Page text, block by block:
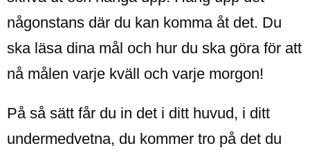
någonstans där du kan komma åt det. Du
ska läsa dina mål och hur du ska göra för att
nå målen varje kväll och varje morgon!
På så sätt får du in det i ditt huvud, i ditt
undermedvetna, du kommer tro på det du